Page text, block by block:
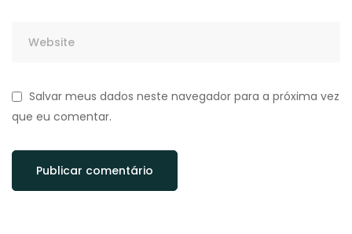
Salvar meus dados neste navegador para a próxima vez
que eu comentar.